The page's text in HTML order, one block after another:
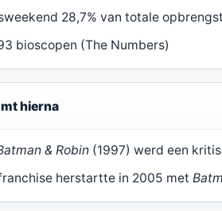
28,7% van totale
bioscopen (The Numbers)
hierna
& Robin (1997) werd een
herstartte in 2005 met